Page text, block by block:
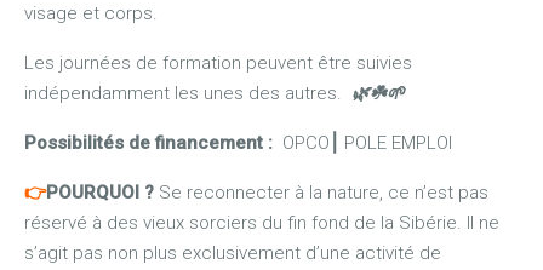
visage et corps.
Les journées de formation peuvent être suivies
indépendamment les unes des autres.
🌿☘️🌱
Possibilités de financement : OPCO POLE EMPLOI
👉POURQUOI ? Se reconnecter à la nature, ce n’est pas
réservé à des vieux sorciers du fin fond de la Sibérie. Il ne
s’agit pas non plus exclusivement d’une activité de